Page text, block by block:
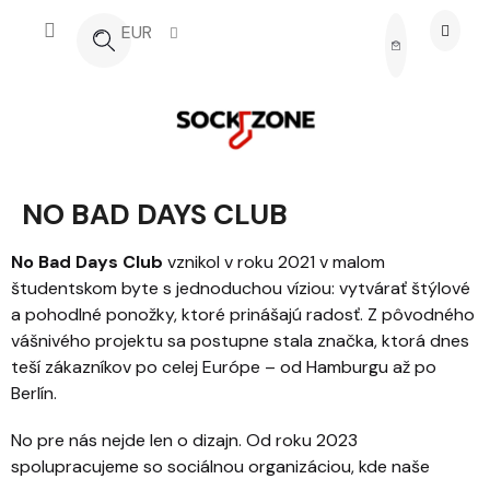
EUR
NÁKUPNÝ
NO BAD DAYS CLUB
No Bad Days Club vznikol v roku 2021 v malom
študentskom byte s jednoduchou víziou: vytvárať štýlové
a pohodlné ponožky, ktoré prinášajú radosť. Z pôvodného
vášnivého projektu sa postupne stala značka, ktorá dnes
teší zákazníkov po celej Európe – od Hamburgu až po
Berlín.
No pre nás nejde len o dizajn. Od roku 2023
spolupracujeme so sociálnou organizáciou, kde naše